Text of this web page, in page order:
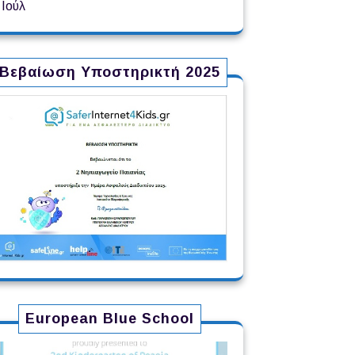
Υποστηρικτή 2025
European Blue School